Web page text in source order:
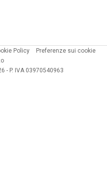
Policy
Preferenze sui cookie
- P. IVA 03970540963